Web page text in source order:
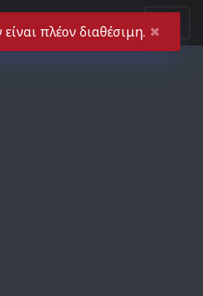
πλέον διαθέσιμη. ✖